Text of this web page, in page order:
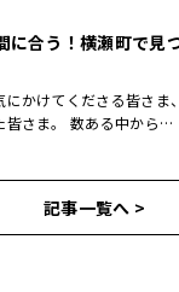
に合う！横瀬町で見
にかけてくださる皆さま
皆さま。 数ある中から…
記事一覧へ >